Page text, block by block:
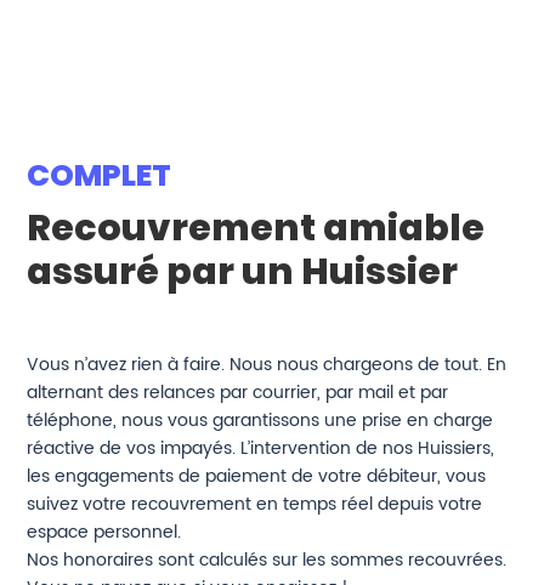
COMPLET
Recouvrement amiable
assuré par un Huissier
Vous n’avez rien à faire. Nous nous chargeons de tout. En
alternant des relances par courrier, par mail et par
téléphone, nous vous garantissons une prise en charge
réactive de vos impayés. L’intervention de nos Huissiers,
les engagements de paiement de votre débiteur, vous
suivez votre recouvrement en temps réel depuis votre
espace personnel.
Nos honoraires sont calculés sur les sommes recouvrées.